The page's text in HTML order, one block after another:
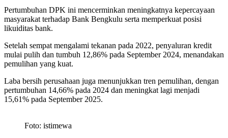
Pertumbuhan DPK ini mencerminkan meningkatnya kepercayaan
masyarakat terhadap Bank Bengkulu serta memperkuat posisi
likuiditas bank.
Setelah sempat mengalami tekanan pada 2022, penyaluran kredit
mulai pulih dan tumbuh 12,86% pada September 2024, menandakan
pemulihan yang kuat.
Laba bersih perusahaan juga menunjukkan tren pemulihan, dengan
pertumbuhan 14,66% pada 2024 dan meningkat lagi menjadi
15,61% pada September 2025.
Foto: istimewa